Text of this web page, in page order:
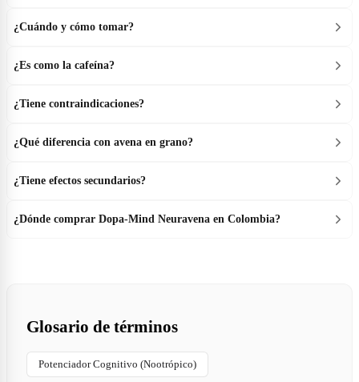
¿Cuándo y cómo tomar?
¿Es como la cafeína?
¿Tiene contraindicaciones?
¿Qué diferencia con avena en grano?
¿Tiene efectos secundarios?
¿Dónde comprar Dopa-Mind Neuravena en Colombia?
Glosario de términos
Potenciador Cognitivo (Nootrópico)